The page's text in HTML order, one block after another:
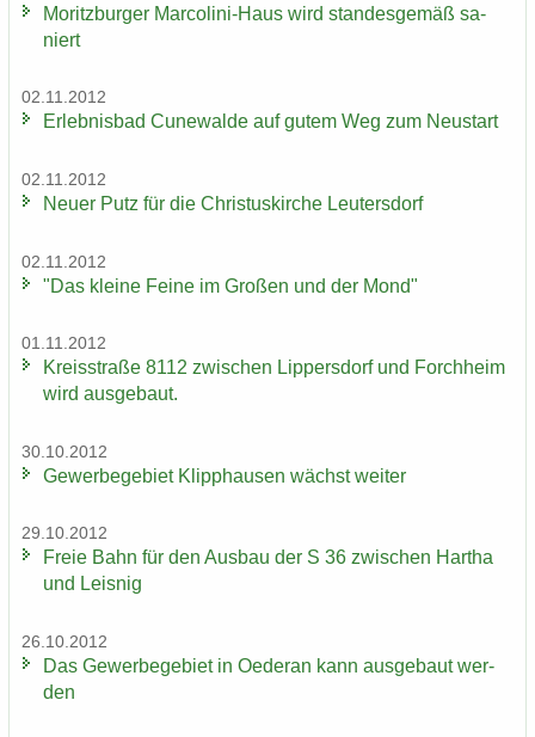
Mo­ritz­bur­ger Marcolini-​Haus wird stan­des­ge­mäß sa­
niert
02.11.2012
Er­leb­nis­bad Cu­n­e­wal­de auf gutem Weg zum Neu­start
02.11.2012
Neuer Putz für die Chris­tus­kir­che Leu­ters­dorf
02.11.2012
"Das klei­ne Feine im Gro­ßen und der Mond"
01.11.2012
Kreis­stra­ße 8112 zwi­schen Lip­pers­dorf und Forch­heim
wird aus­ge­baut.
30.10.2012
Ge­wer­be­ge­biet Klipp­hau­sen wächst wei­ter
29.10.2012
Freie Bahn für den Aus­bau der S 36 zwi­schen Har­tha
und Leis­nig
26.10.2012
Das Ge­wer­be­ge­biet in Oe­der­an kann aus­ge­baut wer­
den